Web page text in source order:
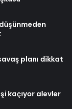
planı dikkat
kaçıyor alevler